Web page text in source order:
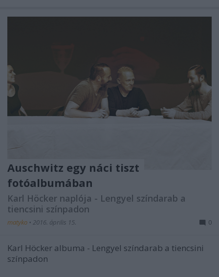
Auschwitz egy náci tiszt
fotóalbumában
Karl Höcker naplója - Lengyel színdarab a
tiencsini színpadon
matyko • 2016. április 15. 0
Karl Höcker albuma - Lengyel színdarab a tiencsini
színpadon